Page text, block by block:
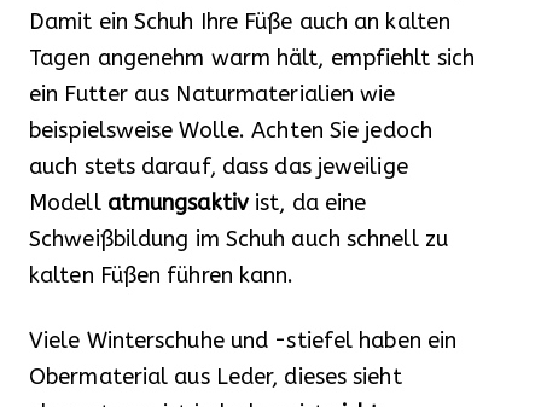
Damit ein Schuh Ihre Füße auch an kalten
Tagen angenehm warm hält, empfiehlt sich
ein Futter aus Naturmaterialien wie
beispielsweise Wolle. Achten Sie jedoch
auch stets darauf, dass das jeweilige
Modell atmungsaktivist, da eine
Schweißbildung im Schuh auch schnell zu
kalten Füßen führen kann.
Viele Winterschuhe und -stiefel haben ein
Obermaterial aus Leder, dieses sieht